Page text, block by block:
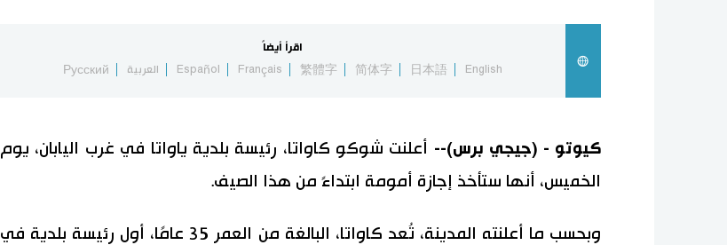
اقرأ أيضاً
English
日本語
简体字
繁體字
Français
Español العربية Русский
كيوتو - (جيجي برس)-- أعلنت شوكو كاواتا، رئيسة بلدية ياواتا في غرب اليابان، يوم
الخميس، أنها ستأخذ إجازة أمومة ابتداءً من هذا الصيف.
وبحسب ما أعلنته المدينة، تُعد كاواتا، البالغة من العمر 35 عامًا، أول رئيسة بلدية في